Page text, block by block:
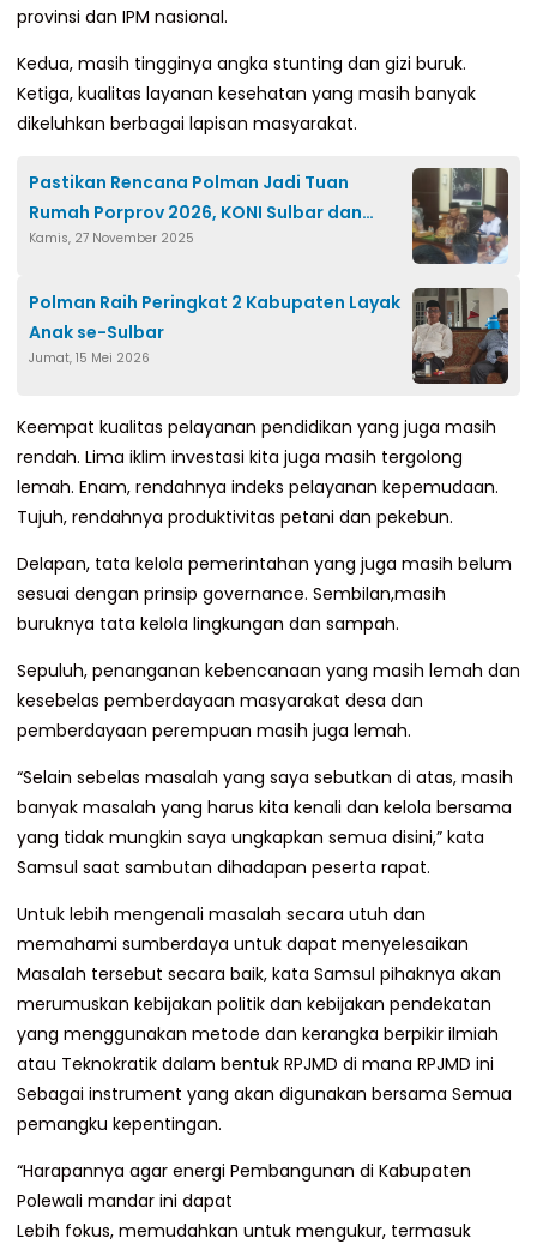
provinsi dan IPM nasional.
Kedua, masih tingginya angka stunting dan gizi buruk.
Ketiga, kualitas layanan kesehatan yang masih banyak
dikeluhkan berbagai lapisan masyarakat.
Pastikan Rencana Polman Jadi Tuan
Rumah Porprov 2026, KONI Sulbar dan
Pemkab Gelar Rapat Khsus
Kamis, 27 November 2025
Polman Raih Peringkat 2 Kabupaten Layak
Anak se-Sulbar
Jumat, 15 Mei 2026
Keempat kualitas pelayanan pendidikan yang juga masih
rendah. Lima iklim investasi kita juga masih tergolong
lemah. Enam, rendahnya indeks pelayanan kepemudaan.
Tujuh, rendahnya produktivitas petani dan pekebun.
Delapan, tata kelola pemerintahan yang juga masih belum
sesuai dengan prinsip governance. Sembilan,masih
buruknya tata kelola lingkungan dan sampah.
Sepuluh, penanganan kebencanaan yang masih lemah dan
kesebelas pemberdayaan masyarakat desa dan
pemberdayaan perempuan masih juga lemah.
“Selain sebelas masalah yang saya sebutkan di atas, masih
banyak masalah yang harus kita kenali dan kelola bersama
yang tidak mungkin saya ungkapkan semua disini,” kata
Samsul saat sambutan dihadapan peserta rapat.
Untuk lebih mengenali masalah secara utuh dan
memahami sumberdaya untuk dapat menyelesaikan
Masalah tersebut secara baik, kata Samsul pihaknya akan
merumuskan kebijakan politik dan kebijakan pendekatan
yang menggunakan metode dan kerangka berpikir ilmiah
atau Teknokratik dalam bentuk RPJMD di mana RPJMD ini
Sebagai instrument yang akan digunakan bersama Semua
pemangku kepentingan.
“Harapannya agar energi Pembangunan di Kabupaten
Polewali mandar ini dapat
Lebih fokus, memudahkan untuk mengukur, termasuk